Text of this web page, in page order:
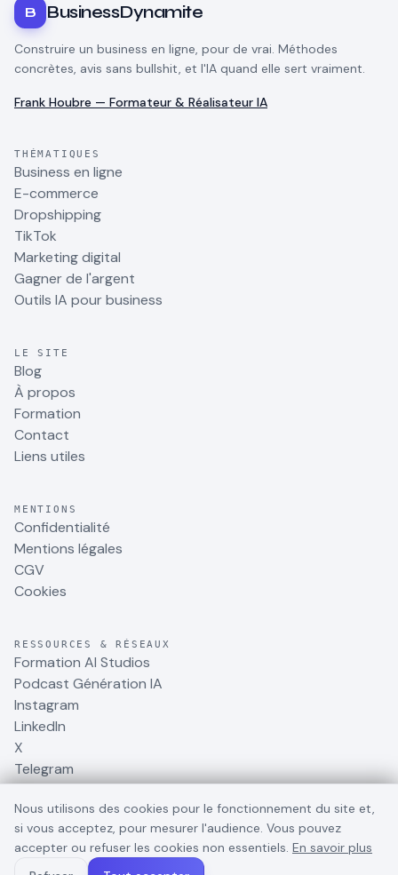
B BusinessDynamite
Construire un business en ligne, pour de vrai. Méthodes
concrètes, avis sans bullshit, et l'IA quand elle sert vraiment.
Frank Houbre — Formateur & Réalisateur IA
THÉMATIQUES
Business en ligne
E-commerce
Dropshipping
TikTok
Marketing digital
Gagner de l'argent
Outils IA pour business
LE SITE
Blog
À propos
Formation
Contact
Liens utiles
MENTIONS
Confidentialité
Mentions légales
CGV
Cookies
RESSOURCES & RÉSEAUX
Formation AI Studios
Podcast Génération IA
Instagram
LinkedIn
X
Telegram
©2026BusinessDynamite
Nous utilisons des cookies pour le fonctionnement du site et,
si vous acceptez, pour mesurer l'audience. Vous pouvez
accepter ou refuser les cookies non essentiels. En savoir plus